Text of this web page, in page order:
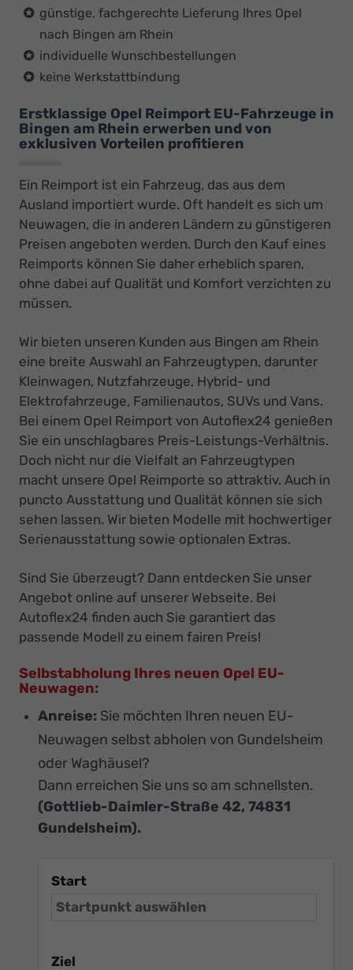
günstige, fachgerechte Lieferung Ihres Opel
nach Bingen am Rhein
individuelle Wunschbestellungen
keine Werkstattbindung
Erstklassige Opel Reimport EU-Fahrzeuge in
Bingen am Rhein erwerben und von
exklusiven Vorteilen profitieren
Ein Reimport ist ein Fahrzeug, das aus dem
Ausland importiert wurde. Oft handelt es sich um
Neuwagen, die in anderen Ländern zu günstigeren
Preisen angeboten werden. Durch den Kauf eines
Reimports können Sie daher erheblich sparen,
ohne dabei auf Qualität und Komfort verzichten zu
müssen.
Wir bieten unseren Kunden aus Bingen am Rhein
eine breite Auswahl an Fahrzeugtypen, darunter
Kleinwagen, Nutzfahrzeuge, Hybrid- und
Elektrofahrzeuge, Familienautos, SUVs und Vans.
Bei einem Opel Reimport von Autoflex24 genießen
Sie ein unschlagbares Preis-Leistungs-Verhältnis.
Doch nicht nur die Vielfalt an Fahrzeugtypen
macht unsere Opel Reimporte so attraktiv. Auch in
puncto Ausstattung und Qualität können sie sich
sehen lassen. Wir bieten Modelle mit hochwertiger
Serienausstattung sowie optionalen Extras.
Sind Sie überzeugt? Dann entdecken Sie unser
Angebot online auf unserer Webseite. Bei
Autoflex24 finden auch Sie garantiert das
passende Modell zu einem fairen Preis!
Selbstabholung Ihres neuen Opel EU-
Neuwagen:
Anreise: Sie möchten Ihren neuen EU-
Neuwagen selbst abholen von Gundelsheim
oder Waghäusel?
Dann erreichen Sie uns so am schnellsten.
(Gottlieb-Daimler-Straße 42, 74831
Gundelsheim).
Start
Ziel